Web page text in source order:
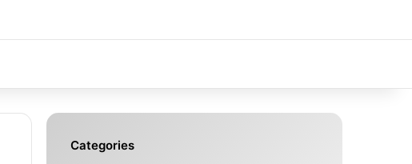
Categories